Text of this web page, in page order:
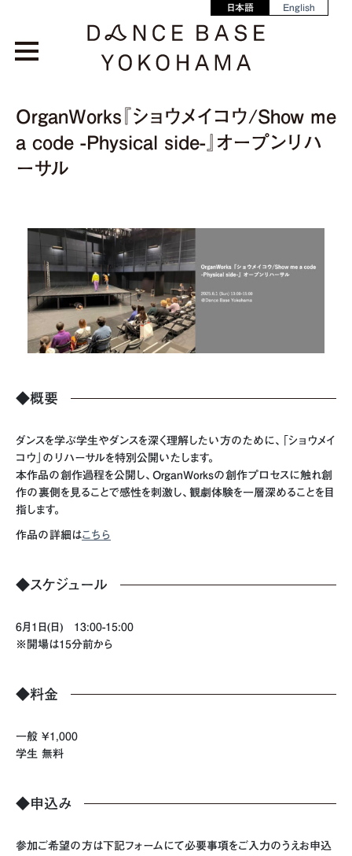
日本語 English
OrganWorks『ショウメイコウ/Show me
a code -Physical side-』オープンリハ
ーサル
◆概要
ダンスを学ぶ学生やダンスを深く理解したい方のために、「ショウメイ
コウ」のリハーサルを特別公開いたします。
本作品の創作過程を公開し、OrganWorksの創作プロセスに触れ創
作の裏側を見ることで感性を刺激し、観劇体験を一層深めることを目
指します。
作品の詳細はこちら
◆スケジュール
6月1日(日) 13:00-15:00
※開場は15分前から
◆料金
一般 ¥1,000
学生 無料
◆申込み
参加ご希望の方は下記フォームにて必要事項をご入力のうえお申込